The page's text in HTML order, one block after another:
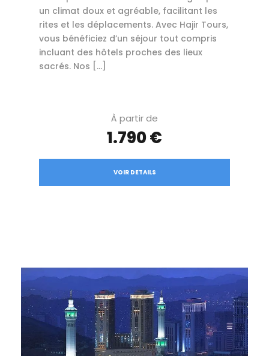
un climat doux et agréable, facilitant les
rites et les déplacements. Avec Hajir Tours,
vous bénéficiez d’un séjour tout compris
incluant des hôtels proches des lieux
sacrés. Nos […]
À partir de
1.790 €
VOIR DETAILS